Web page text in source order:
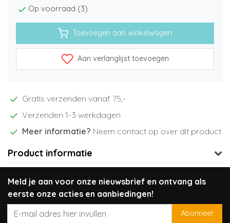
Op voorraad (3)
Toevoegen aan winkelwagen
Aan verlanglijst toevoegen
Gratis verzenden vanaf 75,-
Verzenden 1-3 werkdagen
Meer informatie? Neem contact op over dit product
Product informatie
Meld je aan voor onze nieuwsbrief en ontvang als
eerste onze acties en aanbiedingen!
Abonneer